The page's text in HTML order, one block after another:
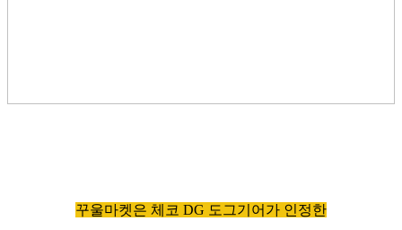
꾸울마켓은 체코 DG 도그기어가 인정한